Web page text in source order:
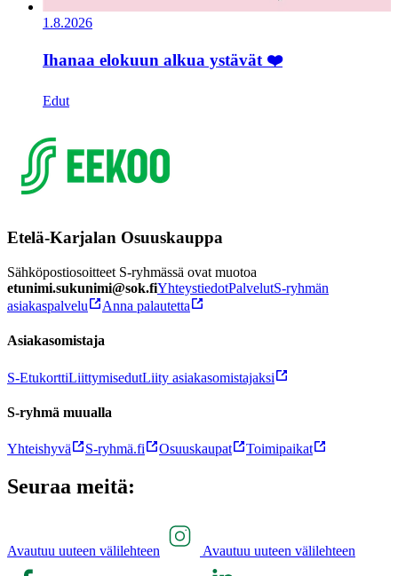
1.8.2026
Ihanaa elokuun alkua ystävät ❤️
Edut
Etelä-Karjalan Osuuskauppa
Sähköpostiosoitteet S-ryhmässä ovat muotoa
etunimi.sukunimi@sok.fiYhteystiedotPalvelutS-ryhmän
asiakaspalvelu
Anna palautetta
Asiakasomistaja
S-EtukorttiLiittymisedutLiity asiakasomistajaksi
S-ryhmä muualla
Yhteishyvä S-ryhmä.fi Osuuskaupat Toimipaikat
Seuraa meitä:
Avautuu uuteen välilehteen Avautuu uuteen välilehteen